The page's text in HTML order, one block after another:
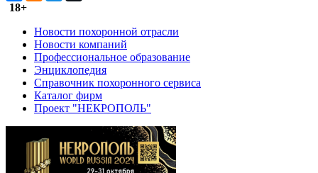
18+
Новости похоронной отрасли
Новости компаний
Профессиональное образование
Энциклопедия
Справочник похоронного сервиса
Каталог фирм
Проект "НЕКРОПОЛЬ"